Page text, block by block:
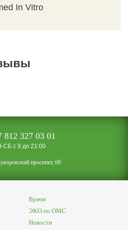
In Vitro
812 327 03 01
СБ с 9 до 21:00
проспект, 60
Врачи
ЭКО по ОМС
Новости